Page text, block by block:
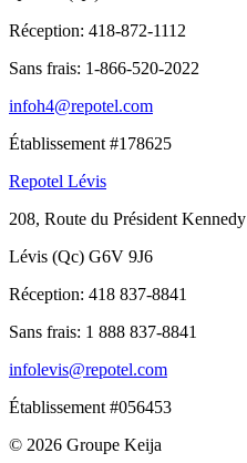
Réception: 418-872-1112
Sans frais: 1-866-520-2022
infoh4@repotel.com
Établissement #178625
Repotel Lévis
208, Route du Président Kennedy
Lévis (Qc) G6V 9J6
Réception: 418 837-8841
Sans frais: 1 888 837-8841
infolevis@repotel.com
Établissement #056453
© 2026 Groupe Keija